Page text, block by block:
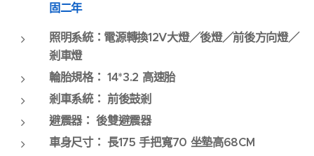
固二年
照明系統：電源轉換12V大燈／後燈／前後方向燈／
剎車燈
輪胎規格： 14*3.2 高速胎
剎車系統： 前後鼓剎
避震器： 後雙避震器
車身尺寸： 長175 手把寬70 坐墊高68CM